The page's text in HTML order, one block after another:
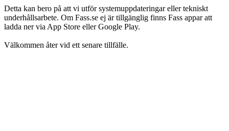
Detta kan bero på att vi utför systemuppdateringar eller tekniskt
underhållsarbete. Om Fass.se ej är tillgänglig finns Fass appar att
ladda ner via App Store eller Google Play.
Välkommen åter vid ett senare tillfälle.